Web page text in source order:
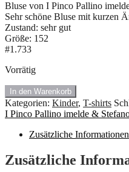
Bluse von I Pinco Pallino
Sehr schöne Bluse mit kurzen
Zustand: sehr gut
Größe: 152
#1.733
Vorrätig
#1.733
Bluse
von
Pinco
imelde
&
In den Warenkorb
Kategorien: Kinder, T-shirts
I Pinco Pallino imelde &
Zusätzliche Informationen
Zusätzliche